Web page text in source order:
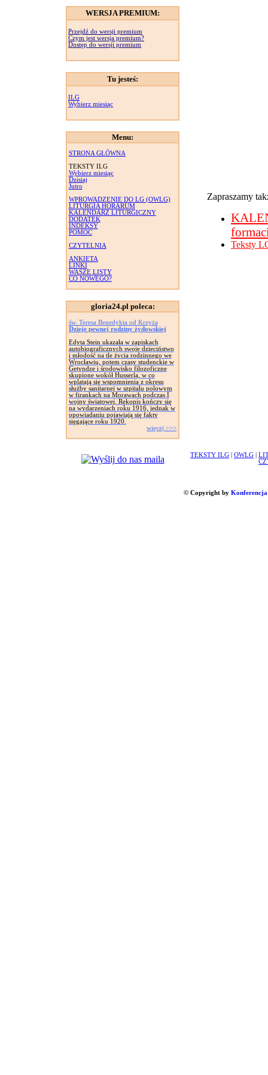
WERSJA PREMIUM:
Przejdź do wersji premium
Czym jest wersja premium?
Dostęp do wersji premium
Tu jesteś:
ILG
Wybierz miesiąc
Menu:
STRONA GŁÓWNA
TEKSTY ILG
Wybierz miesiąc
Dzisiaj
Jutro
WPROWADZENIE DO LG (OWLG)
LITURGIA HORARUM
KALENDARZ LITURGICZNY
DODATEK
INDEKSY
POMOC
CZYTELNIA
ANKIETA
LINKI
WASZE LISTY
CO NOWEGO?
gloria24.pl poleca:
św. Teresa Benedykta od Krzyża
Dzieje pewnej rodziny żydowskiej
Edyta Stein ukazała w zapiskach
autobiograficznych swoje dzieciństwo
i młodość na tle życia rodzinnego we
Wrocławiu, potem czasy studenckie w
Getyndze i środowisko filozoficzne
skupione wokół Husserla, w co
wplatają się wspomnienia z okresu
służby sanitarnej w szpitalu polowym
w firankach na Morawach podczas I
wojny światowej. Rękopis kończy się
na wydarzeniach roku 1916, jednak w
opowiadaniu pojawiają się fakty
sięgające roku 1920.
więcej >>>
Zapraszamy
Teksty
TEKSTY ILG OWLG
© Copyright by Konferencja